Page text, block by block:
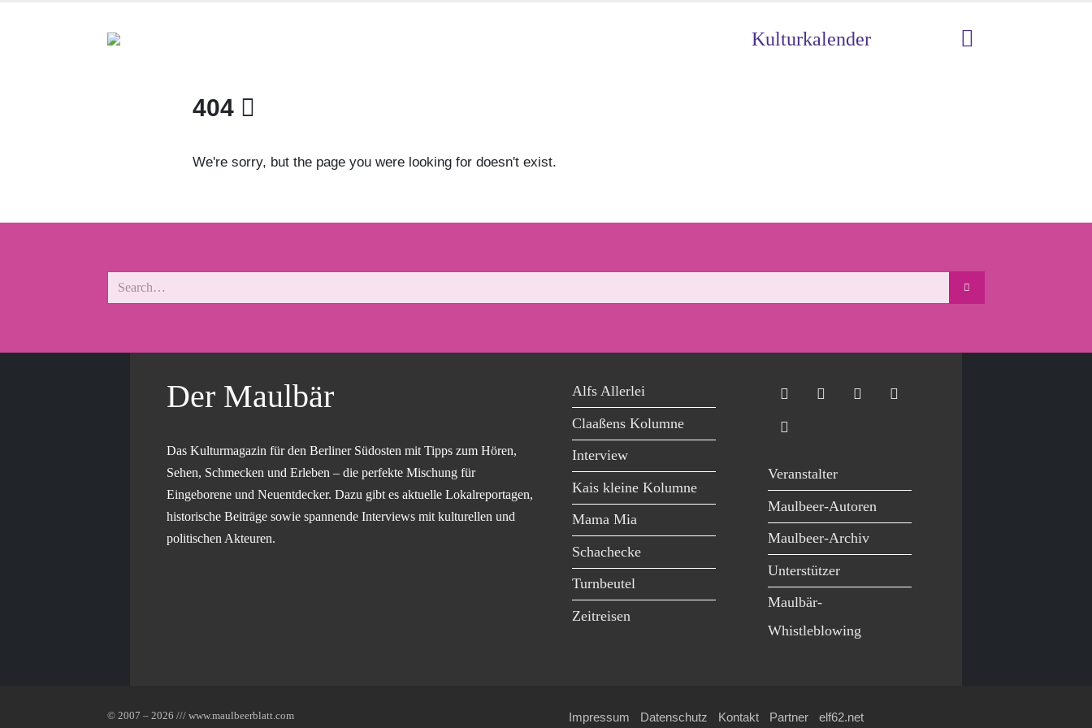
Kulturkalender
404
We're sorry, but the page you were looking for doesn't exist.
Der Maulbär
Das Kulturmagazin für den Berliner Südosten mit Tipps zum Hören,
Sehen, Schmecken und Erleben – die perfekte Mischung für
Eingeborene und Neuentdecker. Dazu gibt es aktuelle Lokalreportagen,
historische Beiträge sowie spannende Interviews mit kulturellen und
politischen Akteuren.
Alfs Allerlei
Claaßens Kolumne
Interview
Kais kleine Kolumne
Mama Mia
Schachecke
Turnbeutel
Zeitreisen
Veranstalter
Maulbeer-Autoren
Maulbeer-Archiv
Unterstützer
Maulbär-
Whistleblowing
© 2007 – 2026 /// www.maulbeerblatt.com Impressum Datenschutz Kontakt Partner elf62.net